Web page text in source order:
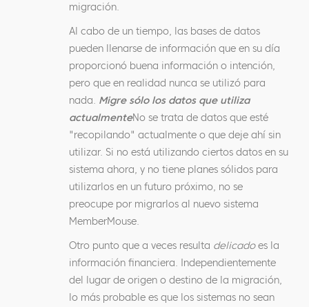
migración.
Al cabo de un tiempo, las bases de datos
pueden llenarse de información que en su día
proporcionó buena información o intención,
pero que en realidad nunca se utilizó para
nada. Migre sólo los datos que utiliza
actualmenteNo se trata de datos que esté
"recopilando" actualmente o que deje ahí sin
utilizar. Si no está utilizando ciertos datos en su
sistema ahora, y no tiene planes sólidos para
utilizarlos en un futuro próximo, no se
preocupe por migrarlos al nuevo sistema
MemberMouse.
Otro punto que a veces resulta delicadoes la
información financiera. Independientemente
del lugar de origen o destino de la migración,
lo más probable es que los sistemas no sean